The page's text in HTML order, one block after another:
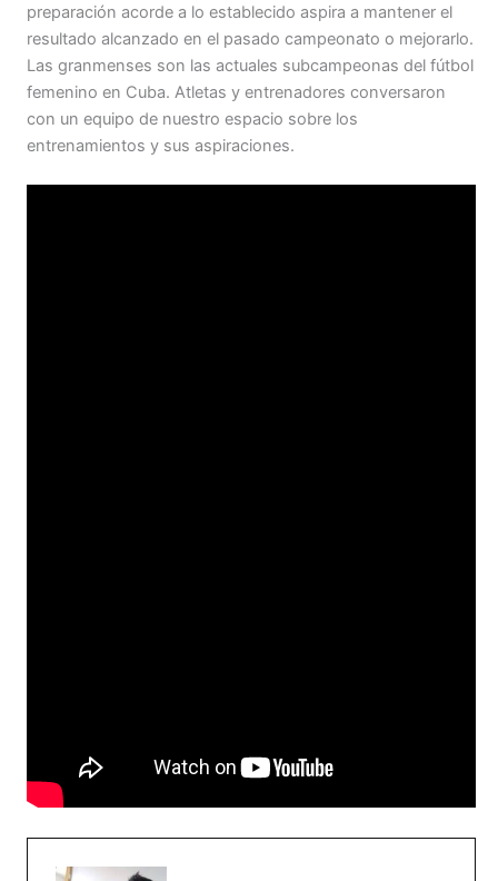
preparación acorde a lo establecido aspira a mantener el
resultado alcanzado en el pasado campeonato o mejorarlo.
Las granmenses son las actuales subcampeonas del fútbol
femenino en Cuba. Atletas y entrenadores conversaron
con un equipo de nuestro espacio sobre los
entrenamientos y sus aspiraciones.